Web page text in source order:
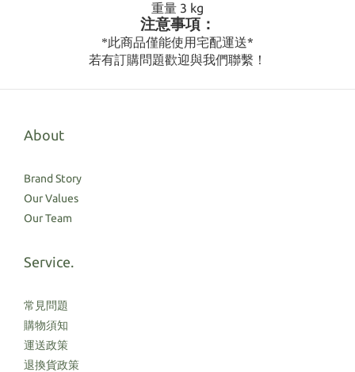
重量 3 kg
注意事項：
*此商品僅能使用宅配運送*
若有訂購問題歡迎與我們聯繫！
About
Brand Story
Our Values
Our Team
Service.
常見問題
購物須知
運送政策
退換貨政策